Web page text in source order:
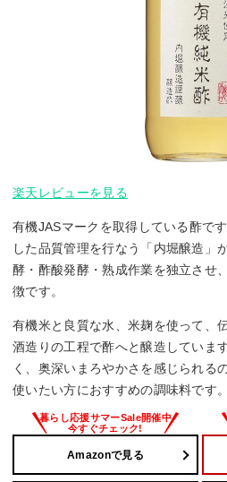
楽天レビューを見る
有機JASマークを取得している酢で
した品質管理を行なう「内堀醸造」
酵・酢酸発酵・熟成作業を独立させ
徴です。
有機米と良質な水、米麹を使って、
酒造りの工程で酢へと醸造していま
く、奥深いまろやかさを感じられる
使いたい方におすすめの調味料です。
Amazonで見る